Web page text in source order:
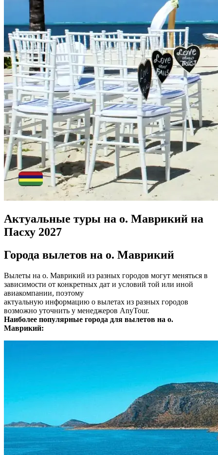
Актуальные туры на о. Маврикий на
Пасху 2027
Города вылетов на о. Маврикий
Вылеты на о. Маврикий из разных городов могут меняться в
зависимости от конкретных дат и условий той или иной
авиакомпании, поэтому
актуальную информацию о вылетах из разных городов
возможно уточнить у менеджеров AnyTour.
Наиболее популярные города для вылетов на о.
Маврикий: